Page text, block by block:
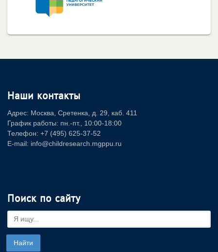
Наши контакты
Адрес: Москва, Сретенка, д. 29, каб. 411
График работы: пн.-пт., 10:00-18:00
Телефон: +7 (495) 625-37-52
E-mail: info@childresearch.mgppu.ru
Поиск по сайту